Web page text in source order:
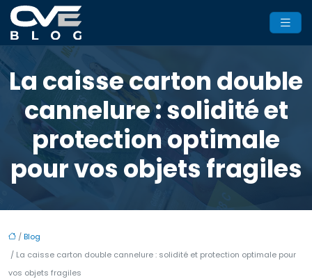
La caisse carton double
cannelure : solidité et
protection optimale
pour vos objets fragiles
/Blog
/ La caisse carton double cannelure : solidité et protection optimale pour
vos objets fragiles